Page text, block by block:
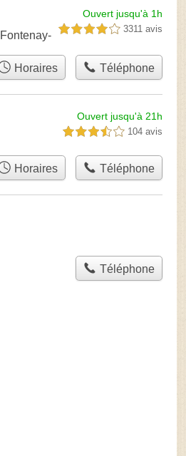
Ouvert jusqu'à 1h
4,0 étoiles sur 5 3311 avis
Horaires Téléphone
Ouvert jusqu'à 21h
3,5 étoiles sur 5 104 avis
Horaires Téléphone
Téléphone